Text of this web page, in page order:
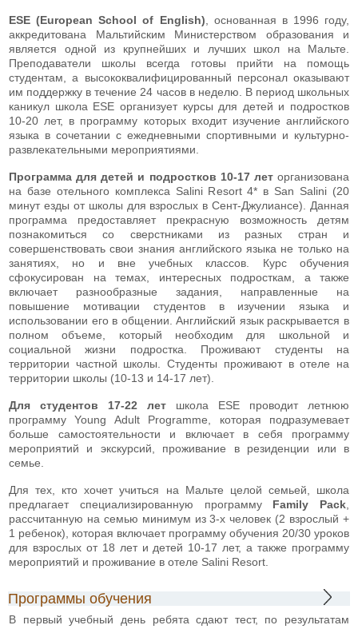
ESE (European School of English) , основанная в 1996 году,
аккредитована Мальтийским Министерством образования и
является одной из крупнейших и лучших школ на Мальте.
Преподаватели школы всегда готовы прийти на помощь
студентам, а высококвалифицированный персонал оказывают
им поддержку в течение 24 часов в неделю. В период школьных
каникул школа ESE организует курсы для детей и подростков
10-20 лет, в программу которых входит изучение английского
языка в сочетании с ежедневными спортивными и культурно-
развлекательными мероприятиями.
Программа для детей и подростков 10-17 лет организована
на базе отельного комплекса Salini Resort 4* в San Salini (20
минут езды от школы для взрослых в Сент-Джулиансе). Данная
программа предоставляет прекрасную возможность детям
познакомиться со сверстниками из разных стран и
совершенствовать свои знания английского языка не только на
занятиях, но и вне учебных классов. Курс обучения
сфокусирован на темах, интересных подросткам, а также
включает разнообразные задания, направленные на
повышение мотивации студентов в изучении языка и
использовании его в общении. Английский язык раскрывается в
полном объеме, который необходим для школьной и
социальной жизни подростка. Проживают студенты на
территории частной школы. Студенты проживают в отеле на
территории школы (10-13 и 14-17 лет).
Для студентов 17-22 лет школа ESE проводит летнюю
программу Young Adult Programme, которая подразумевает
больше самостоятельности и включает в себя программу
мероприятий и экскурсий, проживание в резиденции или в
семье.
Для тех, кто хочет учиться на Мальте целой семьей, школа
предлагает специализированную программу Family Pack
рассчитанную на семью минимум из 3-х человек (2 взрослый +
1 ребенок), которая включает программу обучения 20/30 уроков
для взрослых от 18 лет и детей 10-17 лет, а также программу
мероприятий и проживание в отеле Salini Resort.
Программы обучения
В первый учебный день ребята сдают тест, по результатам